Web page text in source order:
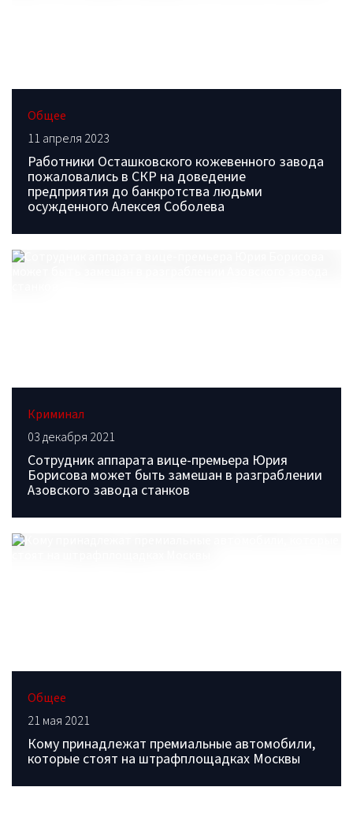
Общее
11 апреля 2023
Работники Осташковского кожевенного завода
пожаловались в СКР на доведение
предприятия до банкротства людьми
осужденного Алексея Соболева
Криминал
03 декабря 2021
Сотрудник аппарата вице-премьера Юрия
Борисова может быть замешан в разграблении
Азовского завода станков
Общее
21 мая 2021
Кому принадлежат премиальные автомобили,
которые стоят на штрафплощадках Москвы